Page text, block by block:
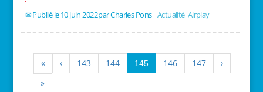
10 juin 2022/ Charles Pons/ Actualité, Airplay
« ‹ 143 144 145 146 147
›
»